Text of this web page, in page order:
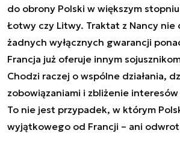
do obrony Polski w większym
Łotwy czy Litwy. Traktat z Nancy nie
żadnych wyłącznych gwarancji
Francja już oferuje innym
Chodzi raczej o wspólne działania,
zobowiązaniami i zbliżenie
To nie jest przypadek, w którym
wyjątkowego od Francji – ani